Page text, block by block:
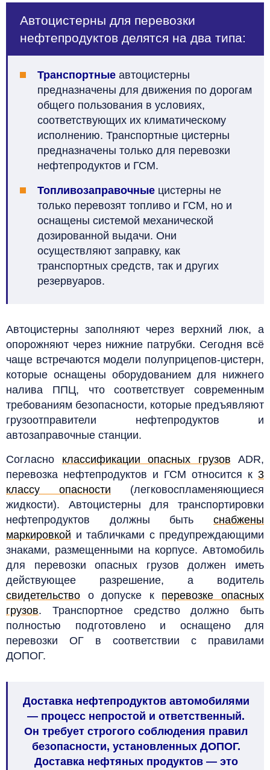
Автоцистерны для перевозки
нефтепродуктов делятся на два типа:
Транспортные автоцистерны
предназначены для движения по дорогам
общего пользования в условиях,
соответствующих их климатическому
исполнению. Транспортные цистерны
предназначены только для перевозки
нефтепродуктов и ГСМ.
Топливозаправочные цистерны не
только перевозят топливо и ГСМ, но и
оснащены системой механической
дозированной выдачи. Они
осуществляют заправку, как
транспортных средств, так и других
резервуаров.
Автоцистерны заполняют через верхний люк, а
опорожняют через нижние патрубки. Сегодня всё
чаще встречаются модели полуприцепов-цистерн,
которые оснащены оборудованием для нижнего
налива ППЦ, что соответствует современным
требованиям безопасности, которые предъявляют
грузоотправители нефтепродуктов и
автозаправочные станции.
Согласно классификации опасных грузов ADR,
перевозка нефтепродуктов и ГСМ относится к 3
классу опасности (легковоспламеняющиеся
жидкости). Автоцистерны для транспортировки
нефтепродуктов должны быть
снабжены
маркировкой и табличками с предупреждающими
знаками, размещенными на корпусе. Автомобиль
для перевозки опасных грузов должен иметь
действующее разрешение, а водитель
свидетельство о допуске к перевозке опасных
грузов. Транспортное средство должно быть
полностью подготовлено и оснащено для
перевозки ОГ в соответствии с правилами
ДОПОГ.
Доставка нефтепродуктов автомобилями
— процесс непростой и ответственный.
Он требует строгого соблюдения правил
безопасности, установленных ДОПОГ.
Доставка нефтяных продуктов — это